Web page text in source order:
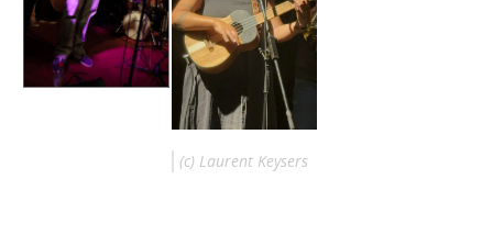
(c) Laurent Keysers